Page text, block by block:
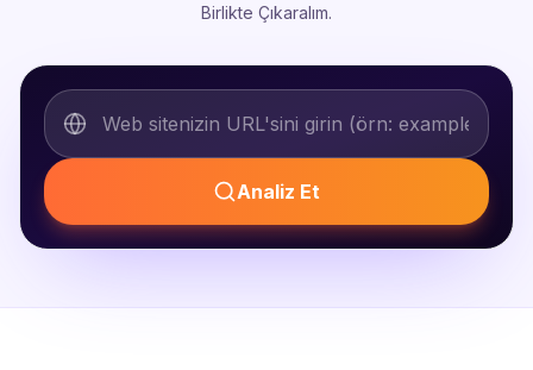
Birlikte Çıkaralım.
Analiz Et